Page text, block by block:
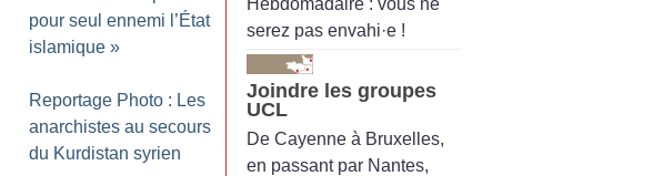
pour seul ennemi l’État
islamique »
Reportage Photo : Les
anarchistes au secours
du Kurdistan syrien
Hebdomadaire : vous ne
serez pas envahi·e !
Joindre les groupes
UCL
De Cayenne à Bruxelles,
en passant par Nantes,